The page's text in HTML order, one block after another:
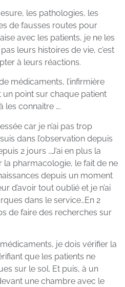
les pathologies, les
de fausses routes pour
avec les patients, je ne les
leurs histoires de vie, c’est
à leurs réactions.
médicaments, l’infirmière
point sur chaque patient
les connaitre ….
car je n’ai pas trop
dans l’observation depuis
2 jours …J’ai en plus la
la pharmacologie, le fait de ne
depuis un moment
d’avoir tout oublié et je n’ai
dans le service…En 2
de faire des recherches sur
je dois vérifier la
que les patients ne
sur le sol. Et puis, à un
une chambre avec le